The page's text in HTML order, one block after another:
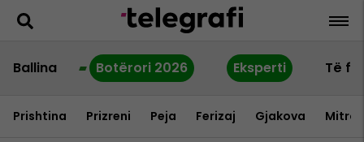
Ballina Botërori 2026 Eksperti Të
Prishtina Prizreni Peja Ferizaj Gjakova